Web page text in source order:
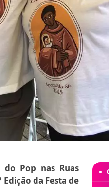
Pop nas Ruas
Edição da Festa de